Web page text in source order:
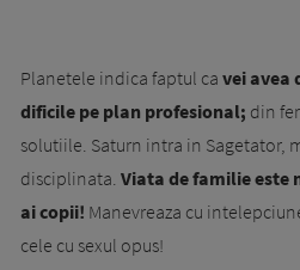
Planetele indica faptul ca vei avea
dificile pe plan profesional; din
solutiile. Saturn intra in Sagetator,
disciplinata. Viata de familie este
ai copii! Manevreaza cu
cele cu sexul opus!